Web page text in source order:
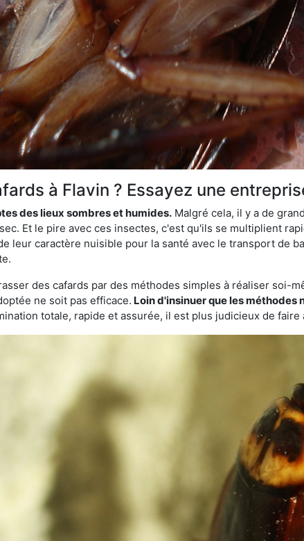
à Flavin ? Essayez une
des lieux sombres et humides. Malgré cela, il y a de
Et le pire avec ces insectes, c'est qu'ils se multiplient
leur caractère nuisible pour la santé avec le transport de
des cafards par des méthodes simples à réaliser soi-
ne soit pas efficace. Loin d'insinuer que les méthodes
totale, rapide et assurée, il est plus judicieux de